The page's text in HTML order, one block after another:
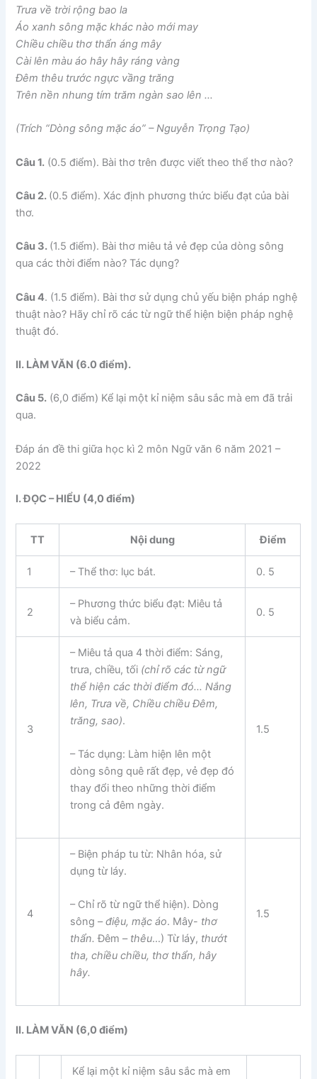
Trưa về trời rộng bao la
Áo xanh sông mặc khác nào mới may
Chiều chiều thơ thẩn áng mây
Cài lên màu áo hây hây ráng vàng
Đêm thêu trước ngực vầng trăng
Trên nền nhung tím trăm ngàn sao lên …
(Trích “Dòng sông mặc áo” – Nguyễn Trọng Tạo)
Câu 1. (0.5 điểm). Bài thơ trên được viết theo thể thơ nào?
Câu 2. (0.5 điểm). Xác định phương thức biểu đạt của bài
thơ.
Câu 3. (1.5 điểm). Bài thơ miêu tả vẻ đẹp của dòng sông
qua các thời điểm nào? Tác dụng?
Câu 4. (1.5 điểm). Bài thơ sử dụng chủ yếu biện pháp nghệ
thuật nào? Hãy chỉ rõ các từ ngữ thể hiện biện pháp nghệ
thuật đó.
II. LÀM VĂN (6.0 điểm).
Câu 5. (6,0 điểm) Kể lại một kỉ niệm sâu sắc mà em đã trải
qua.
Đáp án đề thi giữa học kì 2 môn Ngữ văn 6 năm 2021 –
2022
I. ĐỌC – HIỂU (4,0điểm)
TT Nội dung Điểm
1 – Thể thơ: lục bát. 0. 5
2
– Phương thức biểu đạt: Miêu tả
và biểu cảm.
0. 5
3
– Miêu tả qua 4 thời điểm: Sáng,
trưa, chiều, tối (chỉ rõ các từ ngữ
thể hiện các thời điểm đó… Nắng
lên, Trưa về, Chiều chiều Đêm,
trăng, sao).
– Tác dụng: Làm hiện lên một
dòng sông quê rất đẹp, vẻ đẹp đó
thay đổi theo những thời điểm
trong cả đêm ngày.
1.5
4
– Biện pháp tu từ: Nhân hóa, sử
dụng từ láy.
– Chỉ rõ từ ngữ thể hiện). Dòng
sông –điệu, mặc áo. Mây- thơ
thẩn.Đêm – thêu…) Từ láy, thướt
tha, chiều chiều, thơ thẩn, hây
hây.
1.5
II. LÀM VĂN (6,0điểm)
Kể lại một kỉ niệm sâu sắc mà em